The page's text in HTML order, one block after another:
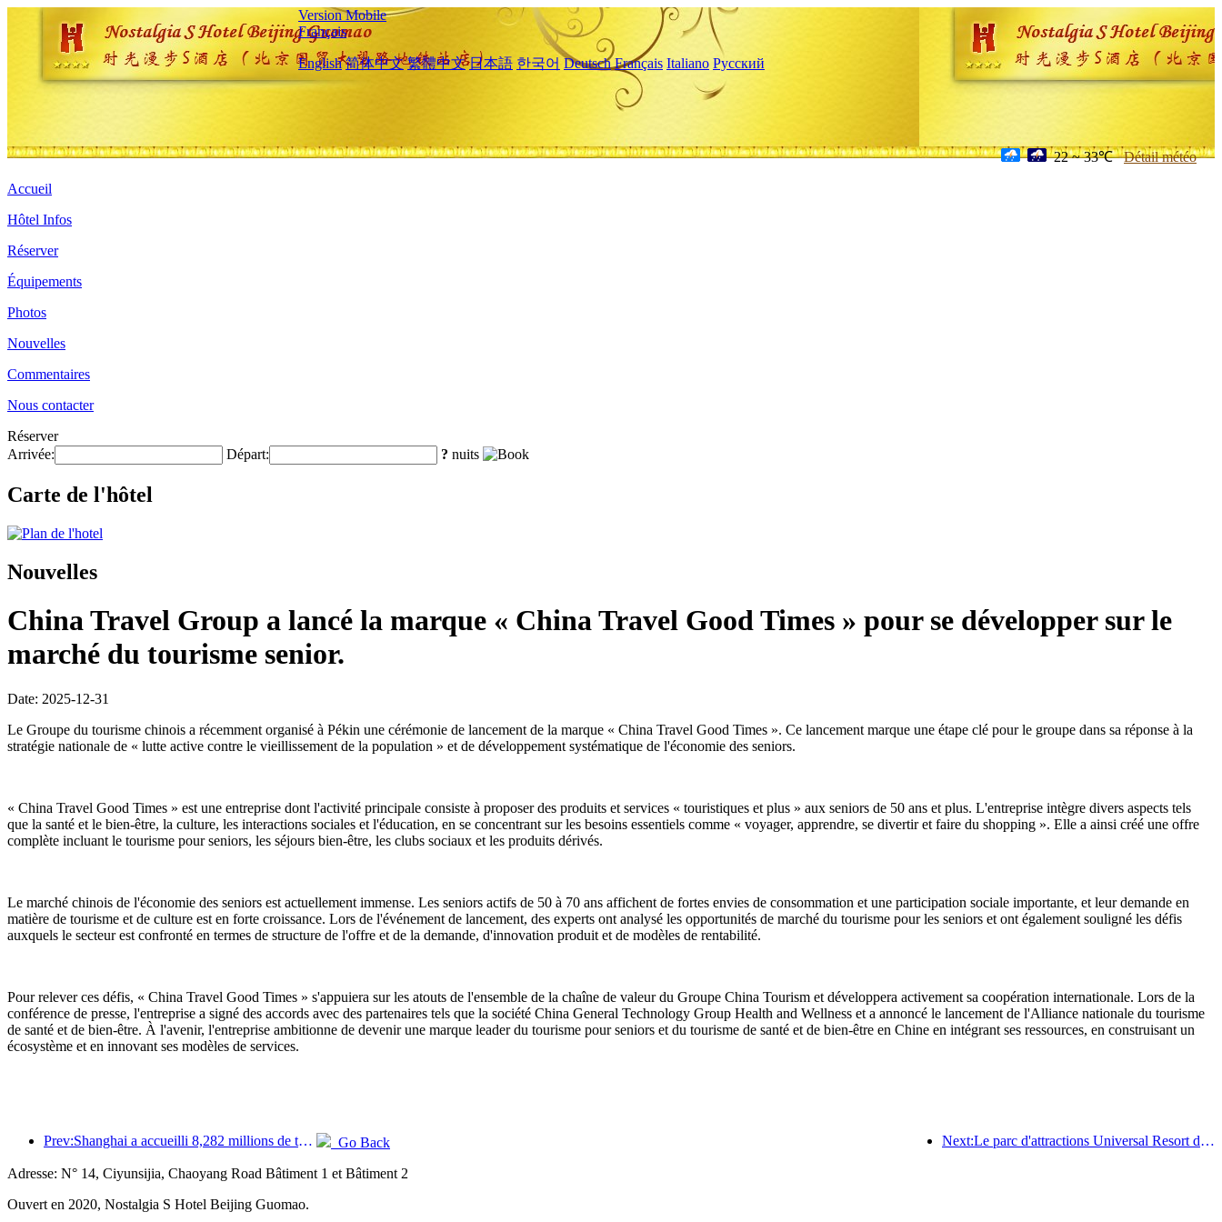
Version Mobile
Français
English 简体中文 繁體中文 日本語 한국어 Deutsch Français Italiano Русский
22 ~ 33℃ Détail météo
Accueil
Hôtel Infos
Réserver
Équipements
Photos
Nouvelles
Commentaires
Nous contacter
Réserver
Arrivée:
Départ: ? nuits
Carte de l'hôtel
Nouvelles
China Travel Group a lancé la marque « China Travel Good Times » pour se développer sur le
marché du tourisme senior.
Date: 2025-12-31
Le Groupe du tourisme chinois a récemment organisé à Pékin une cérémonie de lancement de la marque « China Travel Good Times ». Ce lancement marque une étape clé pour le groupe dans sa réponse à la
stratégie nationale de « lutte active contre le vieillissement de la population » et de développement systématique de l'économie des seniors.
« China Travel Good Times » est une entreprise dont l'activité principale consiste à proposer des produits et services « touristiques et plus » aux seniors de 50 ans et plus. L'entreprise intègre divers aspects tels
que la santé et le bien-être, la culture, les interactions sociales et l'éducation, en se concentrant sur les besoins essentiels comme « voyager, apprendre, se divertir et faire du shopping ». Elle a ainsi créé une offre
complète incluant le tourisme pour seniors, les séjours bien-être, les clubs sociaux et les produits dérivés.
Le marché chinois de l'économie des seniors est actuellement immense. Les seniors actifs de 50 à 70 ans affichent de fortes envies de consommation et une participation sociale importante, et leur demande en
matière de tourisme et de culture est en forte croissance. Lors de l'événement de lancement, des experts ont analysé les opportunités de marché du tourisme pour les seniors et ont également souligné les défis
auxquels le secteur est confronté en termes de structure de l'offre et de la demande, d'innovation produit et de modèles de rentabilité.
Pour relever ces défis, « China Travel Good Times » s'appuiera sur les atouts de l'ensemble de la chaîne de valeur du Groupe China Tourism et développera activement sa coopération internationale. Lors de la
conférence de presse, l'entreprise a signé des accords avec des partenaires tels que la société China General Technology Group Health and Wellness et a annoncé le lancement de l'Alliance nationale du tourisme
de santé et de bien-être. À l'avenir, l'entreprise ambitionne de devenir une marque leader du tourisme pour seniors et du tourisme de santé et de bien-être en Chine en intégrant ses ressources, en construisant un
écosystème et en innovant ses modèles de services.
Prev:Shanghai a accueilli 8,282 millions de touristes étrangers au cours des onze premiers mois de l'année, dépassant ainsi les prévisions initiales. Next:Le parc d'attractions Universal Resort de Pékin lancera son événement du Nouvel An chinois le 23 janvier, qui durera 40 jours.
Go Back
Adresse: N° 14, Ciyunsijia, Chaoyang Road Bâtiment 1 et Bâtiment 2
Ouvert en 2020, Nostalgia S Hotel Beijing Guomao.